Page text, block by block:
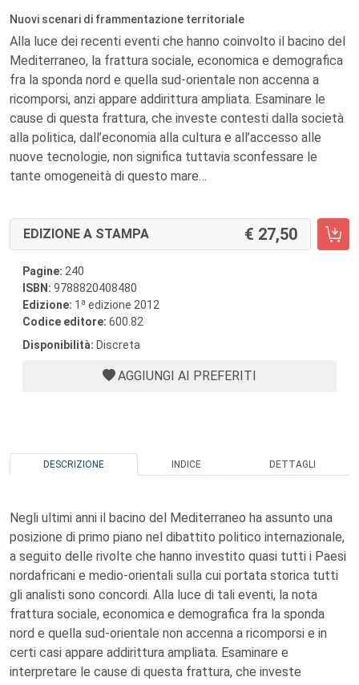
Nuovi scenari di frammentazione territoriale
Alla luce dei recenti eventi che hanno coinvolto il bacino del
Mediterraneo, la frattura sociale, economica e demografica
fra la sponda nord e quella sud-orientale non accenna a
ricomporsi, anzi appare addirittura ampliata. Esaminare le
cause di questa frattura, che investe contesti dalla società
alla politica, dall’economia alla cultura e all’accesso alle
nuove tecnologie, non significa tuttavia sconfessare le
tante omogeneità di questo mare…
EDIZIONE A STAMPA 27,50
Pagine: 240
ISBN: 9788820408480
Edizione: 1 a edizione 2012
Codice editore: 600.82
Disponibilità: Discreta
AGGIUNGI AI PREFERITI
DESCRIZIONE INDICE DETTAGLI
Negli ultimi anni il bacino del Mediterraneo ha assunto una
posizione di primo piano nel dibattito politico internazionale,
a seguito delle rivolte che hanno investito quasi tutti i Paesi
nordafricani e medio-orientali sulla cui portata storica tutti
gli analisti sono concordi. Alla luce di tali eventi, la nota
frattura sociale, economica e demografica fra la sponda
nord e quella sud-orientale non accenna a ricomporsi e in
certi casi appare addirittura ampliata. Esaminare e
interpretare le cause di questa frattura, che investe